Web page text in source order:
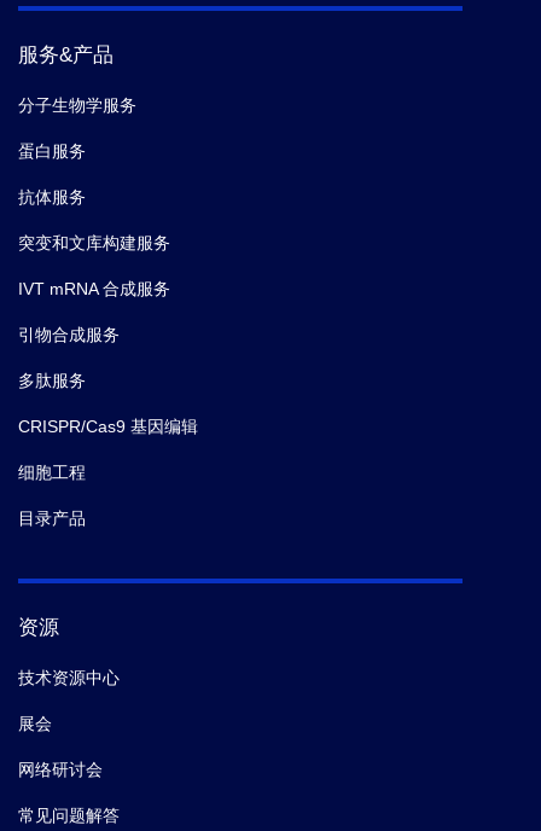
服务&产品
分子生物学服务
蛋白服务
抗体服务
突变和文库构建服务
IVT mRNA 合成服务
引物合成服务
多肽服务
CRISPR/Cas9 基因编辑
细胞工程
目录产品
资源
技术资源中心
展会
网络研讨会
常见问题解答